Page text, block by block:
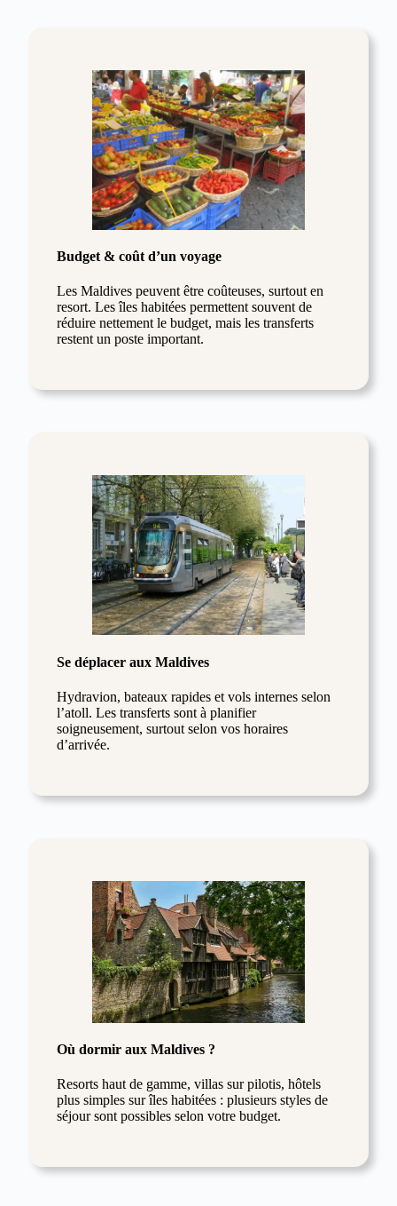
Budget & coût d’un voyage
Les Maldives peuvent être coûteuses, surtout en
resort. Les îles habitées permettent souvent de
réduire nettement le budget, mais les transferts
restent un poste important.
Se déplacer aux Maldives
Hydravion, bateaux rapides et vols internes selon
l’atoll. Les transferts sont à planifier
soigneusement, surtout selon vos horaires
d’arrivée.
Où dormir aux Maldives ?
Resorts haut de gamme, villas sur pilotis, hôtels
plus simples sur îles habitées : plusieurs styles de
séjour sont possibles selon votre budget.